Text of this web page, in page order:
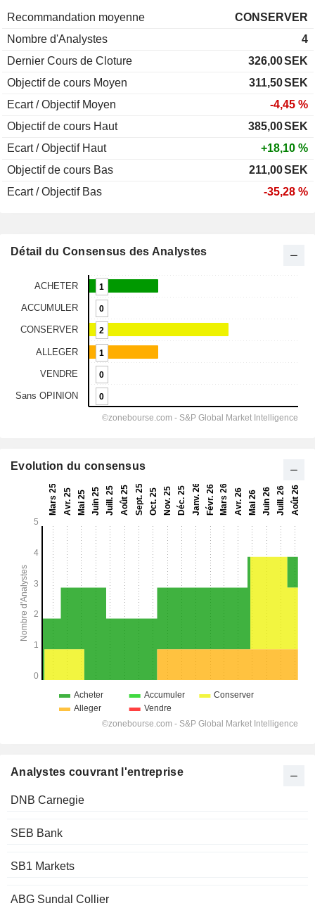
Recommandation moyenne
CONSERVER
Nombre d'Analystes
4
Dernier Cours de Cloture
326,00SEK
Objectif de cours Moyen
311,50SEK
Ecart / Objectif Moyen
-4,45 %
Objectif de cours Haut
385,00SEK
Ecart / Objectif Haut
+18,10 %
Objectif de cours Bas
211,00SEK
Ecart / Objectif Bas
-35,28 %
Détail du Consensus des Analystes
Evolution du consensus
Analystes couvrant l'entreprise
DNB Carnegie
SEB Bank
SB1 Markets
ABG Sundal Collier